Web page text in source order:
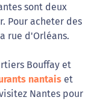
sont deux
Pour acheter des
rue d'Orléans.
Bouffay et
nantais et
Nantes pour